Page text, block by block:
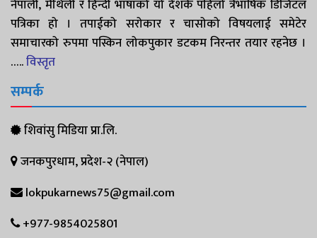
नेपाली, मैथिली र हिन्दी भाषाको यो देशकै पहिलो त्रैभाषिक डिजिटल
पत्रिका हो । तपाईको सरोकार र चासोको विषयलाई समेटेर
समाचारको रुपमा पस्किन लोकपुकार डटकम निरन्तर तयार रहनेछ ।
…..विस्तृत
सम्पर्क
शिवांसु मिडिया प्रा.लि.
जनकपुरधाम, प्रदेश-२ (नेपाल)
lokpukarnews75@gmail.com
+977-9854025801